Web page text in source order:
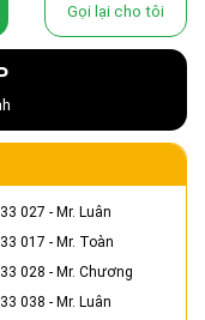
Gọi lại cho tôi
027 - Mr. Luân
017 - Mr. Toàn
028 - Mr. Chương
038 - Mr. Luân